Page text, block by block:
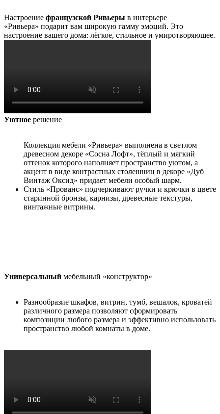
Настроение французской Ривьеры в интерьере
«Ривьера» подарит вам широкую гамму эмоций. Это
настроение вашего дома: лёгкое, стильное и умиротворяющее.
Уютное решение
Коллекция мебели «Ривьера» выполнена в светлом
древесном декоре «Сосна Лофт», тёплый и мягкий
оттенок которого наполняет пространство уютом, а
акцент в виде контрастных столешниц в декоре «Дуб
Винтаж Оксид» придает мебели особый шарм.
Стиль «Прованс» подчеркивают ручки и крючки в цвете
старинной бронзы, карнизы, древесные текстуры,
винтажные витрины.
Универсальный мебельный «конструктор»
Разнообразие шкафов, витрин, тумб, вешалок, кроватей
различного размера позволяют сформировать
композиции любого размера и эффективно использовать
пространство любой комнаты в доме.